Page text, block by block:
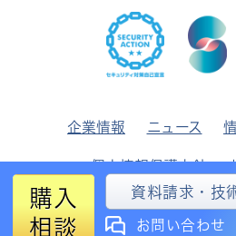
購入
相談
資料請求・技
お問い合わせ
企業情報 ニュース
個人情報保護方針
© 2026 MIBU DENKI